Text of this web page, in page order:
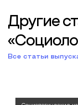
Другие
Все статьи